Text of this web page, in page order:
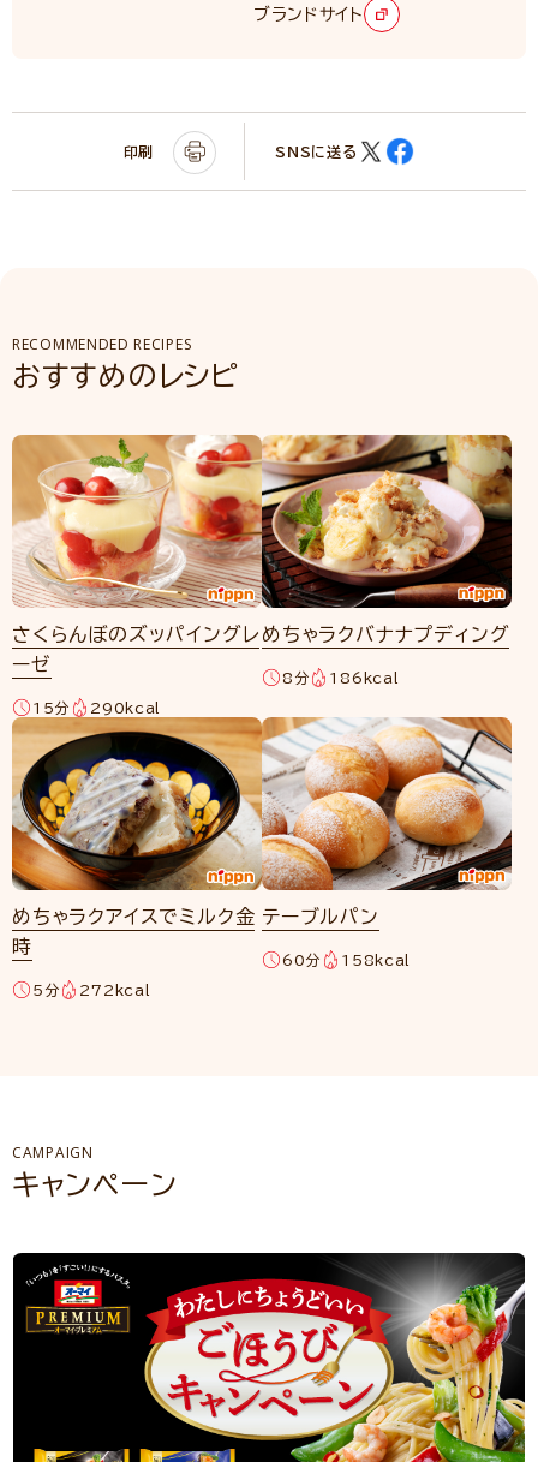
ブランドサイト
印刷 SNSに送る
RECOMMENDED RECIPES
おすすめのレシピ
さくらんぼのズッパイングレ
ーゼ
15分 290kcal
めちゃラクバナナプディング
8分 186kcal
めちゃラクアイスでミルク金
時
5分 272kcal
テーブルパン
60分 158kcal
CAMPAIGN
キャンペーン